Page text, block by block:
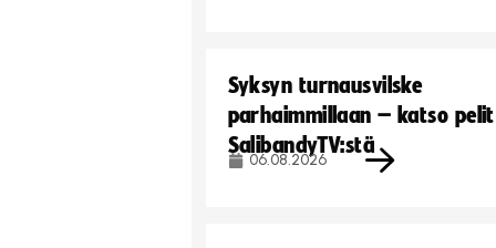
Syksyn turnausvilske
parhaimmillaan – katso pelit
SalibandyTV:stä
06.08.2026